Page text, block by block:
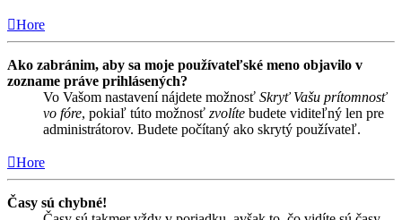
Hore
Ako zabránim, aby sa moje používateľské meno objavilo v
zozname práve prihlásených?
Vo Vašom nastavení nájdete možnosť Skryť Vašu prítomnosť
vo fóre, pokiaľ túto možnosť zvolíte budete viditeľný len pre
administrátorov. Budete počítaný ako skrytý používateľ.
Hore
Časy sú chybné!